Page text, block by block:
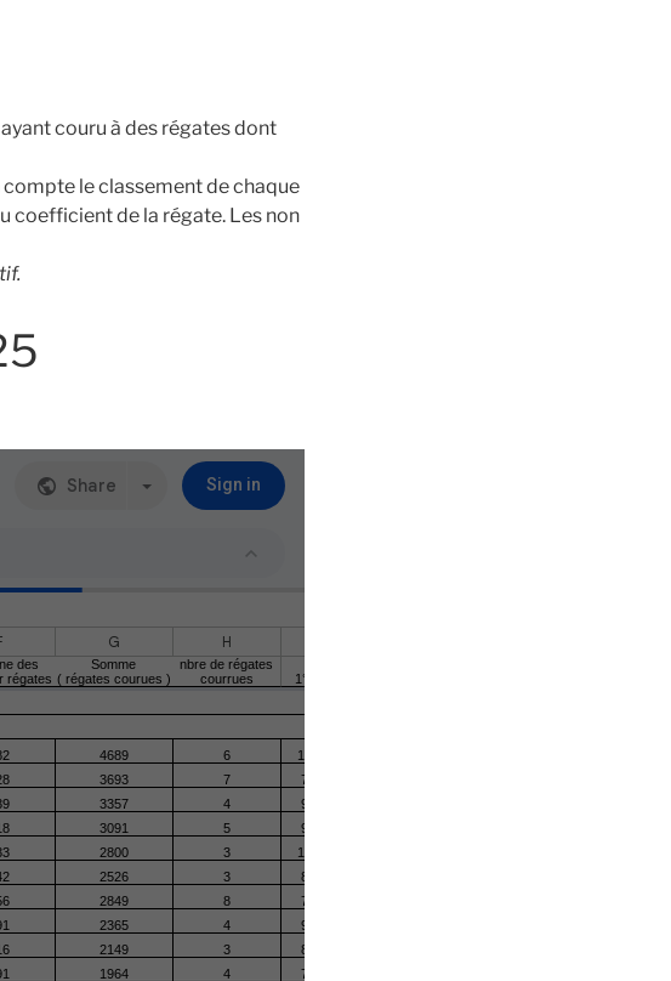
couru à des régates dont
le classement de chaque
coefficient de la régate. Les non